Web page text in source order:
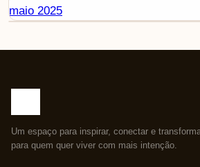
maio 2025
Um espaço para inspirar, conectar e
para quem quer viver com mais intenção.